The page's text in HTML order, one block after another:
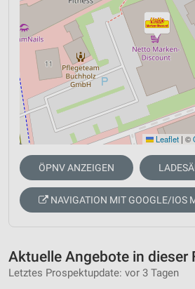
Leaflet | ©
ÖPNV ANZEIGEN
NAVIGATION MIT GOOGLE/IOS
Aktuelle Angebote in dieser
Letztes Prospektupdate: vor 3 Tagen